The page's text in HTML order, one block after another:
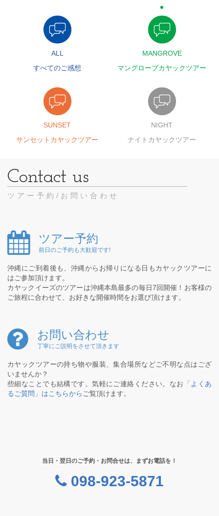
ALL
すべてのご感想
MANGROVE
マングローブカヤックツアー
SUNSET
サンセットカヤックツアー
NIGHT
ナイトカヤックツアー
ツアー予約/お問い合わせ
ツアー予約
前日のご予約も大歓迎です!
沖縄にご到着後も、沖縄からお帰りになる日もカヤックツアーに
はご参加頂けます。
カヤックイーズのツアーは沖縄本島最多の毎日7回開催！お客様の
ご旅程に合わせて、お好きな開催時間をお選び頂けます。
お問い合わせ
丁寧にご説明をさせて頂きます
カヤックツアーの持ち物や服装、集合場所などご不明な点はござ
いませんか？
些細なことでも結構です。気軽にご連絡ください。なお
「よくあ
るご質問」はこちらから ご覧頂けます。
当日・翌日のご予約・お問合せは、まずお電話を！
098-923-5871